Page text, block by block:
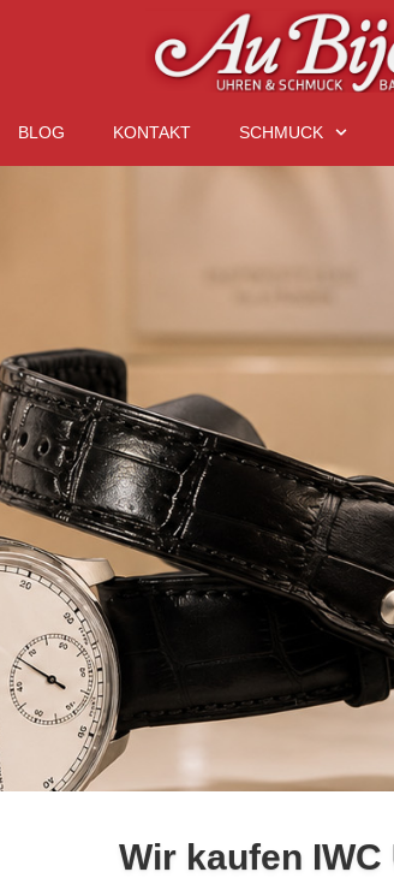
BLOG KONTAKT SCHMUCK
Wir kaufen IWC